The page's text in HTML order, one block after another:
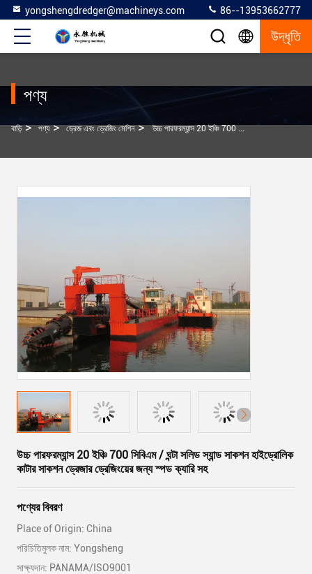
yongshengdredger@machineys.com 86--13953662777
উদ্ধৃতি
পণ্য
বাড়ি > পণ্য > ড্রেজ এবং ড্রেজিং মেশিন > উচ্চ পারফরম্যান্স 20 ইঞ্চি 700 সিবিএম / ঘন্টা সলিড স্যান্ড সাকশন হাইড্রোলিক কাটার সাকশন ড্রেজার ড্রেজিংয়ের জন্য স্পড ক্যারি সহ
উচ্চ পারফরম্যান্স 20 ইঞ্চি 700 সিবিএম / ঘন্টা সলিড স্যান্ড সাকশন হাইড্রোলিক
কাটার সাকশন ড্রেজার ড্রেজিংয়ের জন্য স্পড ক্যারি সহ
পণ্যের বিবরণ
Place of Origin: China
পরিচিতিমুলক নাম: Yongsheng
সাক্ষ্যদান: PANAMA/ISO9001